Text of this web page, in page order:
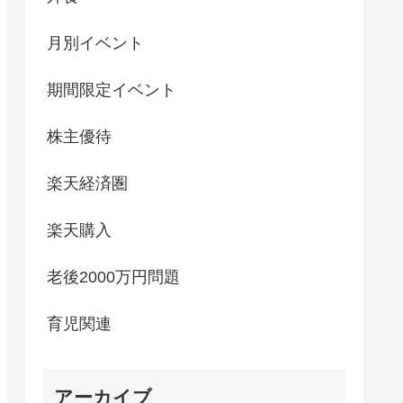
月別イベント
期間限定イベント
株主優待
楽天経済圏
楽天購入
老後2000万円問題
育児関連
アーカイブ